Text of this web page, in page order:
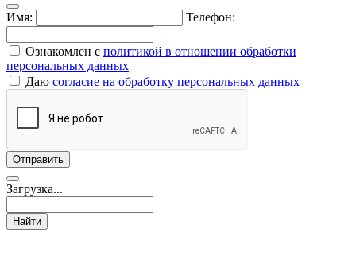
Имя: Телефон:
Ознакомлен с политикой в отношении обработки
персональных данных
Даю согласие на обработку персональных данных
Загрузка...
Найти